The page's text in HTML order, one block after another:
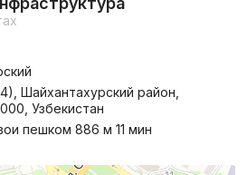
Шайхантахурский район,
Узбекистан
пешком 886 м 11 мин